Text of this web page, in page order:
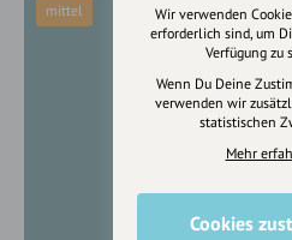
mittel
Wir verwenden
erforderlich sind, um
Verfügung zu
Wenn Du Deine
verwenden wir
statistischen
Mehr
Cookies